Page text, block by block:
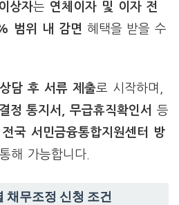
상자는 연체이자 및 이자 전
범위 내 감면 혜택을 받을 수
상담 후 서류 제출로 시작하며,
정 통지서, 무급휴직확인서
등
전국 서민금융통합지원센터 방
해 가능합니다.
채무조정 신청 조건